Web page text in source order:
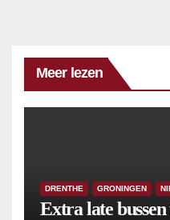
Meer lezen
DRENTHE GRONINGEN
Extra late